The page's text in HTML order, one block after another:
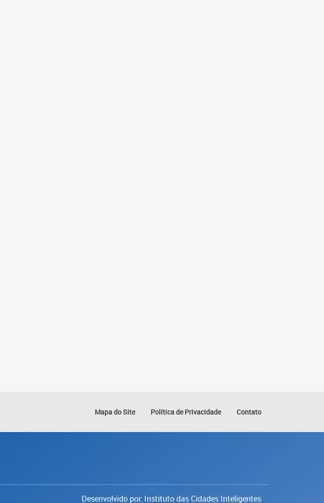
Mapa do Site Política de Privacidade Contato
Desenvolvido por: Instituto das Cidades Inteligentes